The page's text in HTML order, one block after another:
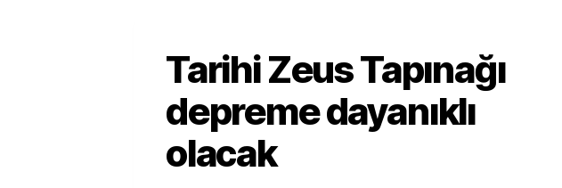
Tarihi Zeus Tapınağı
depreme dayanıklı
olacak